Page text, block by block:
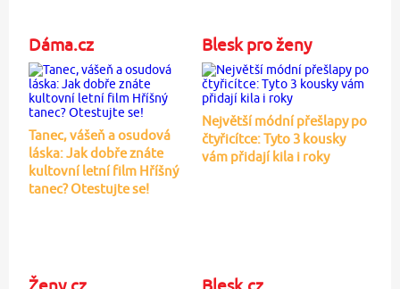
Dáma.cz
Tanec, vášeň a osudová
láska: Jak dobře znáte
kultovní letní film Hříšný
tanec? Otestujte se!
Blesk pro ženy
Největší módní přešlapy po
čtyřicítce: Tyto 3 kousky
vám přidají kila i roky